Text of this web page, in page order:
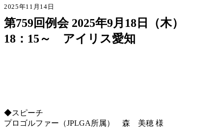
2025年11月14日
第759回例会 2025年9月18日（木）
18：15～ アイリス愛知
◆スピーチ
プロゴルファー（JPLGA所属） 森 美穂 様